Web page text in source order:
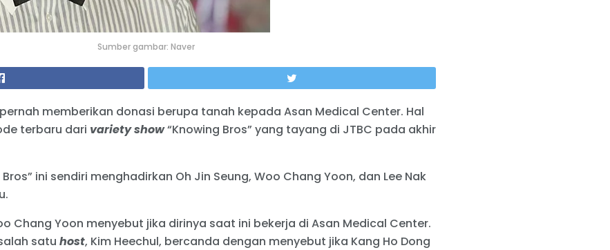
Sumber gambar: Naver
memberikan donasi berupa tanah kepada Asan Medical Center. Hal
terbaru dari variety show“Knowing Bros” yang tayang di JTBC pada akhir
ini sendiri menghadirkan Oh Jin Seung, Woo Chang Yoon, dan Lee Nak
Chang Yoon menyebut jika dirinya saat ini bekerja di Asan Medical Center.
satu host, Kim Heechul, bercanda dengan menyebut jika Kang Ho Dong